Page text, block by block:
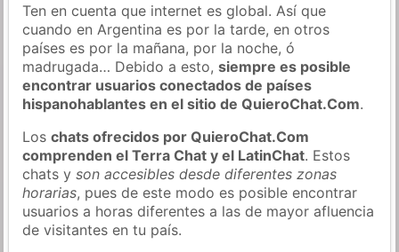
Ten en cuenta que internet es global. Así que
cuando en Argentina es por la tarde, en otros
países es por la mañana, por la noche, ó
madrugada… Debido a esto,siempre es posible
encontrar usuarios conectados de países
hispanohablantes en el sitio de QuieroChat.Com.
Loschats ofrecidos por QuieroChat.Com
comprenden el Terra Chat y el LatinChat. Estos
chats yson accesibles desde diferentes zonas
horarias, pues de este modo es posible encontrar
usuarios a horas diferentes a las de mayor afluencia
de visitantes en tu país.